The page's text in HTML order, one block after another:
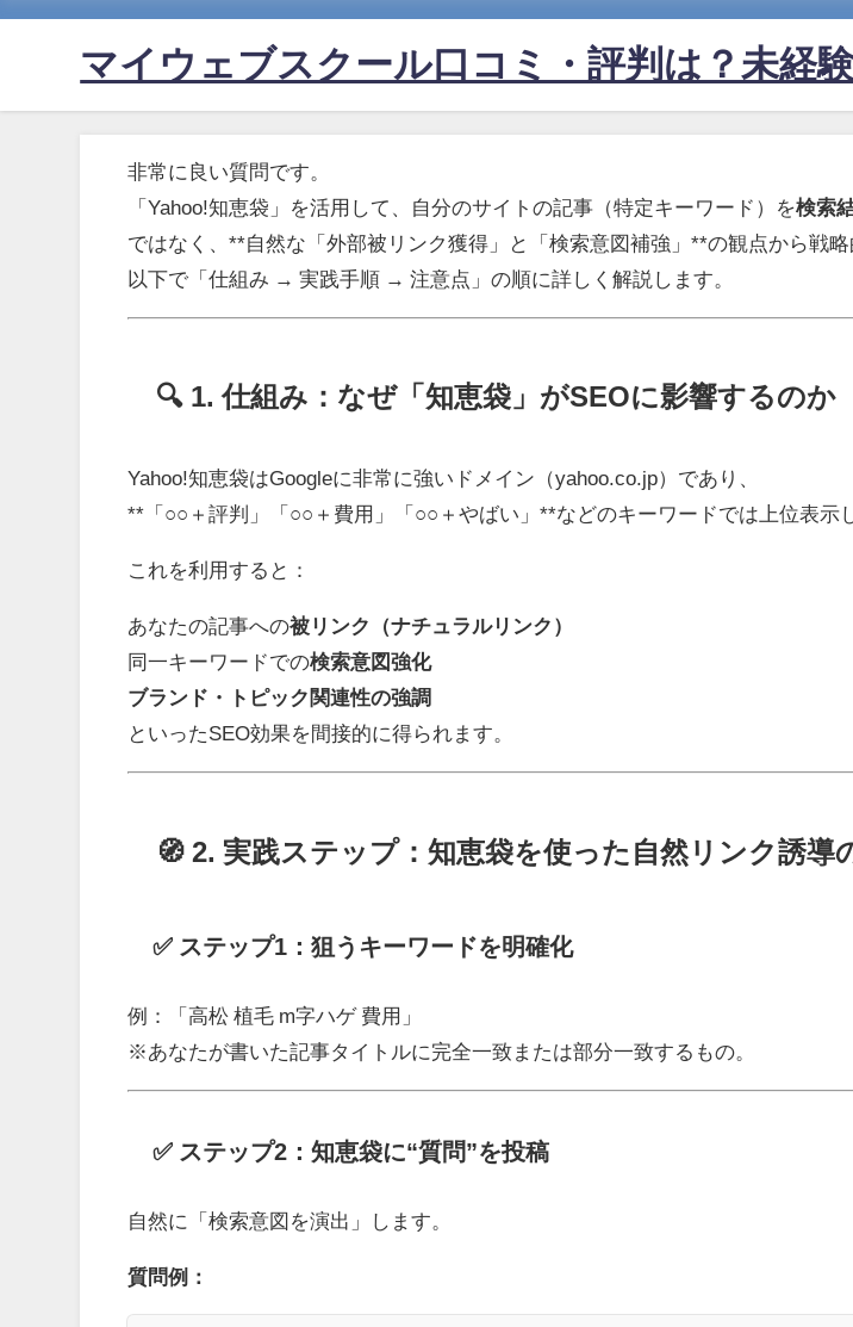
マイウェブスクール口コミ・評判は？未経
非常に良い質問です。
「Yahoo!知恵袋」を活用して、自分のサイトの記事（特定キーワード）を検索
ではなく、**自然な「外部被リンク獲得」と「検索意図補強」**の観点から戦略
以下で「仕組み → 実践手順 → 注意点」の順に詳しく解説します。
🔍 1. 仕組み：なぜ「知恵袋」がSEOに影響するのか
Yahoo!知恵袋はGoogleに非常に強いドメイン（yahoo.co.jp）であり、
**「○○＋評判」「○○＋費用」「○○＋やばい」**などのキーワードでは上位表示
これを利用すると：
あなたの記事への被リンク（ナチュラルリンク）
同一キーワードでの検索意図強化
ブランド・トピック関連性の強調
といったSEO効果を間接的に得られます。
🧭 2. 実践ステップ：知恵袋を使った自然リンク誘導
✅ ステップ1：狙うキーワードを明確化
例：「高松 植毛 m字ハゲ 費用」
※あなたが書いた記事タイトルに完全一致または部分一致するもの。
✅ ステップ2：知恵袋に“質問”を投稿
自然に「検索意図を演出」します。
質問例：